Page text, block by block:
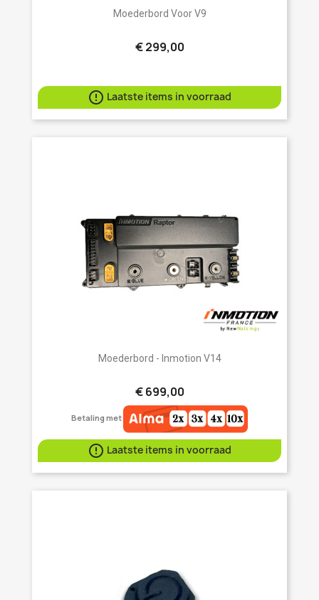
Moederbord Voor V9
€ 299,00
 Laatste items in voorraad
Moederbord - Inmotion V14
€ 699,00
Betaling met
 Laatste items in voorraad